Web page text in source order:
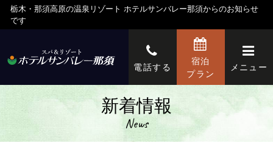
栃木・那須高原の温泉リゾート ホテルサンバレー那須からのお知らせ
です
電話する
宿泊
プラン
メニュー
新着情報
News